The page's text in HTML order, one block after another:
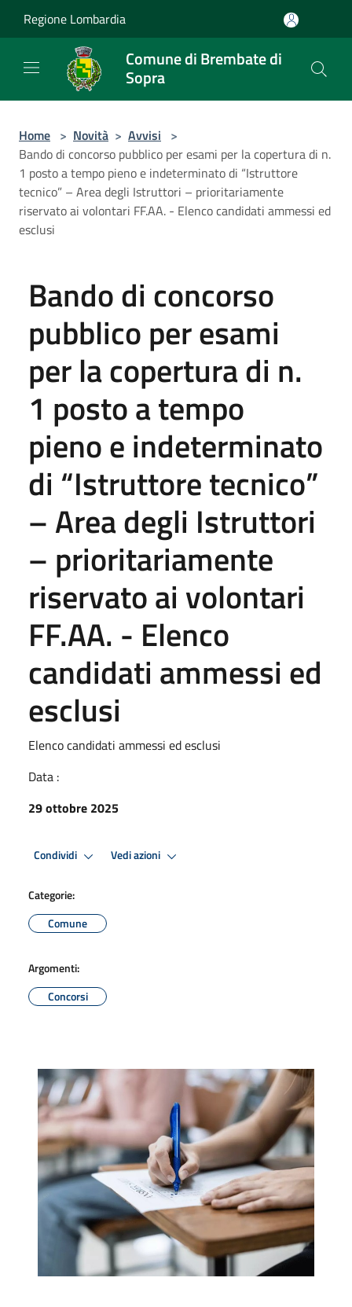
Regione Lombardia
Comune di Brembate di
Sopra
Home > Novità > Avvisi >
Bando di concorso pubblico per esami per la copertura di n.
1 posto a tempo pieno e indeterminato di “Istruttore
tecnico” – Area degli Istruttori – prioritariamente
riservato ai volontari FF.AA. - Elenco candidati ammessi ed
esclusi
Bando di concorso
pubblico per esami
per la copertura di n.
1 posto a tempo
pieno e indeterminato
di “Istruttore tecnico”
– Area degli Istruttori
– prioritariamente
riservato ai volontari
FF.AA. - Elenco
candidati ammessi ed
esclusi
Elenco candidati ammessi ed esclusi
Data :
29 ottobre 2025
Condividi Vedi azioni
Categorie:
Comune
Argomenti:
Concorsi